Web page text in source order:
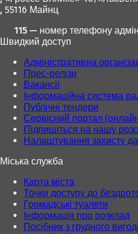
, 55116 Майнц
115 — номер телефону
Швидкий доступ
Адміністративна
Прес-релізи
Вакансії
Інформаційна система
Публічні тендери
Сервісний портал
Підпишіться на нашу
Налаштування захисту
Міська служба
Карта міста
Точки доступу до
Громадські туалети
Інформація про розклад
Посібник з грудного